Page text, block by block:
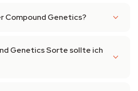
Compound Genetics?
Genetics Sorte sollte ich